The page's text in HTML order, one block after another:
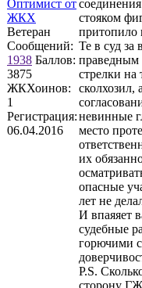
Оптимист от
ЖКХ
Ветеран
Сообщений:
1938 Баллов:
3875
ЖКХоинов:
1
Регистрация:
06.04.2016
стояком
притопило
Те в суд
праведным
стрелки на
сколхозил,
невинные
место
их
опасные
лет не
И впаяяет
судебные
горючими
P.S.
сторону